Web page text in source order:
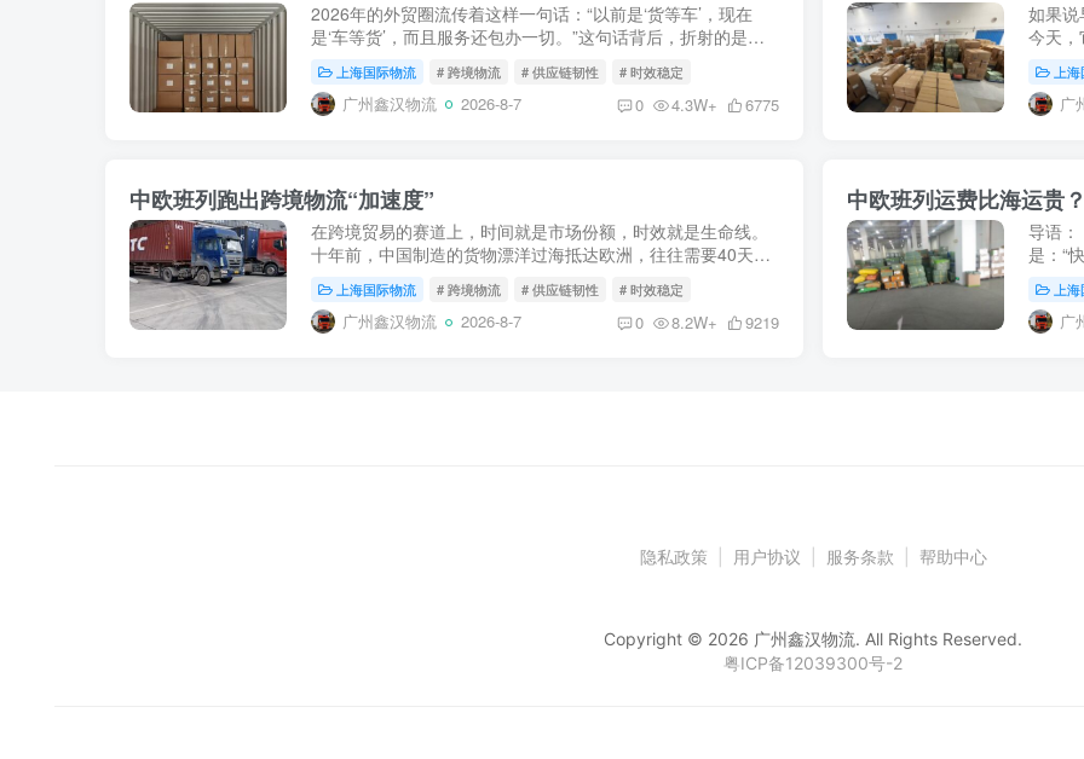
2026年的外贸圈流传着这样一句话：“以前是‘货等车’，现在
是‘车等货’，而且服务还包办一切。”这句话背后，折射的是中
欧班列从单纯的“铁路运输承运人”向“全程供应链服务商”的历史
性跨越...
上海国际物流 # 跨境物流 # 供应链韧性 # 时效稳定
广州鑫汉物流 2026-8-7 0 4.3W+ 6775
如果
今天，
立体
瀚的上海
广
中欧班列跑出跨境物流“加速度”
在跨境贸易的赛道上，时间就是市场份额，时效就是生命线。
十年前，中国制造的货物漂洋过海抵达欧洲，往往需要40天甚
至更久；如今，随着中欧班列“加速度”的持续释放，这一周期
已被稳定压缩至12...
上海国际物流 # 跨境物流 # 供应链韧性 # 时效稳定
广州鑫汉物流 2026-8-7 0 8.2W+ 9219
中欧班列运费比海运贵
导语
是：“
海运
等于“
上海
广
隐私政策 用户协议 服务条款 帮助中心
Copyright © 2026 广州鑫汉物流. All Rights Reserved.
粤ICP备12039300号-2